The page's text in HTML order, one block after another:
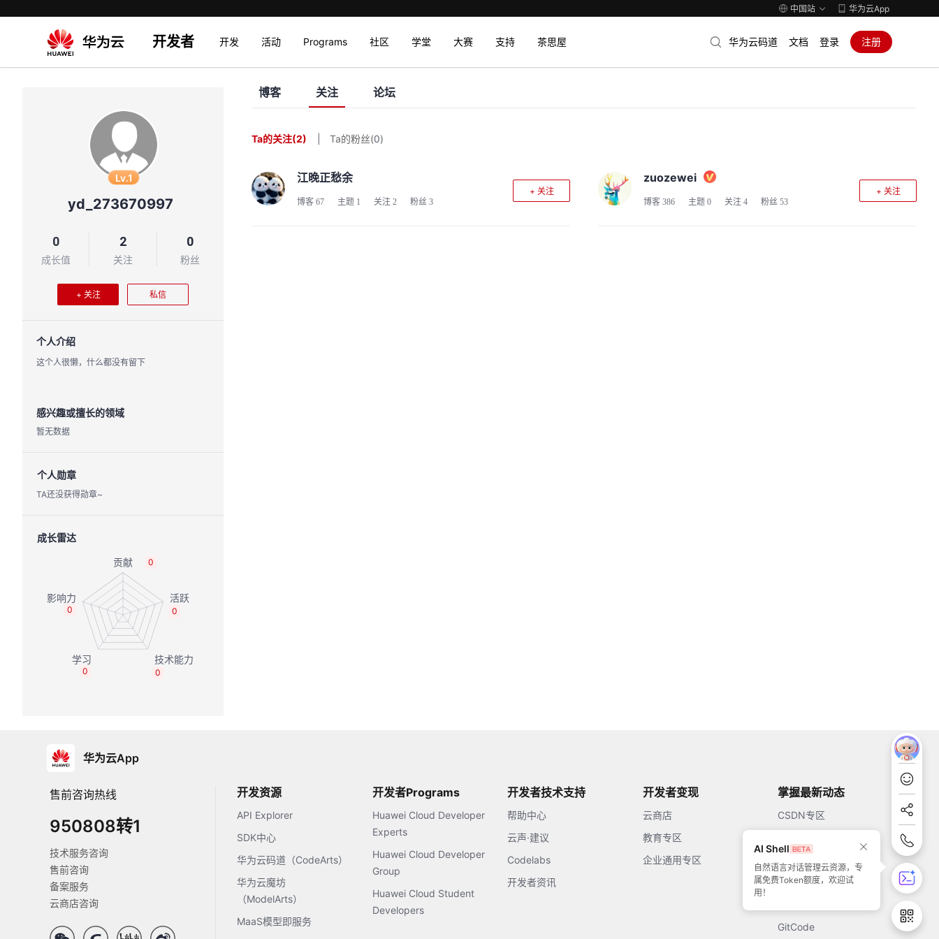
中国站 华为云App
开发者 开发 活动 Programs 社区 学堂 大赛 支持 茶思屋 华为云码道 文档 登录 注册
Lv.1
yd_273670997
0
成长值
2
关注
0
粉丝
+ 关注 私信
个人介绍
这个人很懒，什么都没有留下
感兴趣或擅长的领域
暂无数据
个人勋章
TA还没获得勋章~
成长雷达
0
0
0
0
0
博客 关注 论坛
Ta的关注(2) Ta的粉丝(0)
江晚正愁余
博客 67 主题 1 关注 2 粉丝 3
+ 关注
zuozewei
博客 386 主题 0 关注 4 粉丝 53
+ 关注
华为云App
售前咨询热线
950808转1
技术服务咨询
售前咨询
备案服务
云商店咨询
开发资源
API Explorer
SDK中心
华为云码道（CodeArts）
华为云魔坊
（ModelArts）
MaaS模型即服务
开发者Programs
Huawei Cloud Developer
Experts
Huawei Cloud Developer
Group
Huawei Cloud Student
Developers
开发者技术支持
帮助中心
云声·建议
Codelabs
开发者资讯
开发者变现
云商店
教育专区
企业通用专区
掌握最新动态
CSDN专区
51CTO
GitCode
AI Shell
自然语言对话管理云资源，专
属免费Token额度，欢迎试
用！